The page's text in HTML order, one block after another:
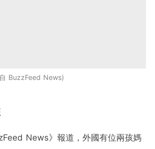
BuzzFeed News
News》報道，外國有位兩孩媽